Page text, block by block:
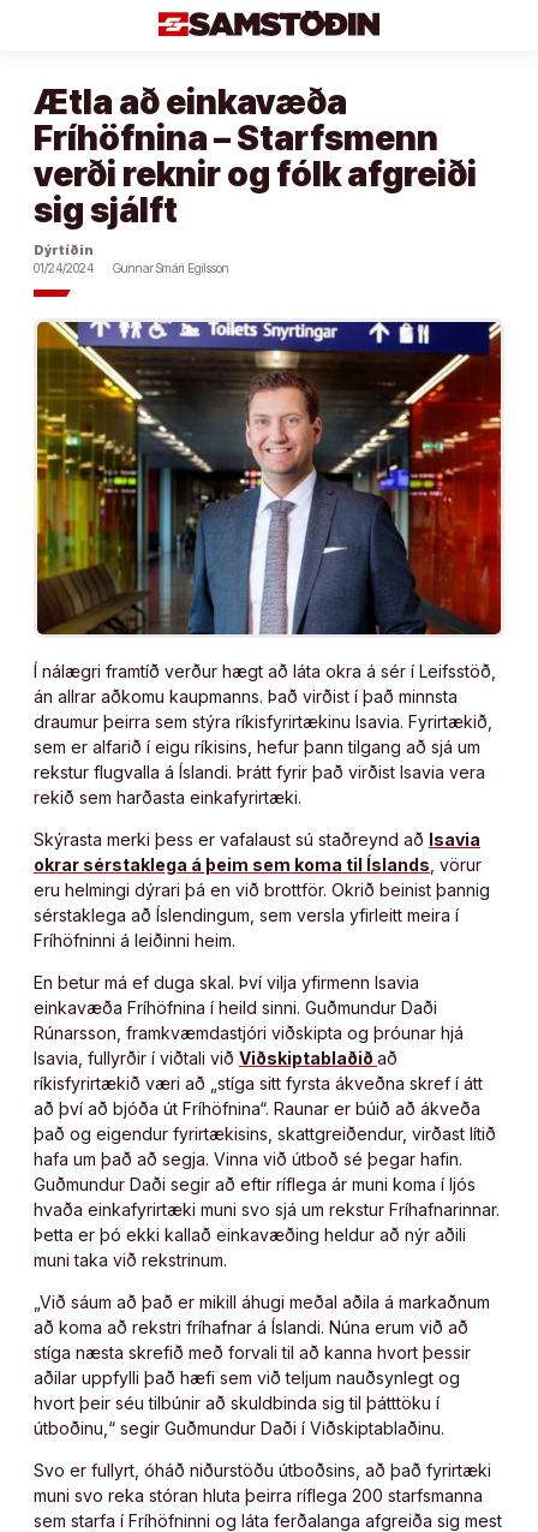
Ætla að einkavæða
Fríhöfnina – Starfsmenn
verði reknir og fólk afgreiði
sig sjálft
Dýrtíðin
01/24/2024
Gunnar Smári Egilsson
Í nálægri framtíð verður hægt að láta okra á sér í Leifsstöð,
án allrar aðkomu kaupmanns. Það virðist í það minnsta
draumur þeirra sem stýra ríkisfyrirtækinu Isavia. Fyrirtækið,
sem er alfarið í eigu ríkisins, hefur þann tilgang að sjá um
rekstur flugvalla á Íslandi. Þrátt fyrir það virðist Isavia vera
rekið sem harðasta einkafyrirtæki.
Skýrasta merki þess er vafalaust sú staðreynd að Isavia
okrar sérstaklega á þeim sem koma til Íslands , vörur
eru helmingi dýrari þá en við brottför. Okrið beinist þannig
sérstaklega að Íslendingum, sem versla yfirleitt meira í
Fríhöfninni á leiðinni heim.
En betur má ef duga skal. Því vilja yfirmenn Isavia
einkavæða Fríhöfnina í heild sinni. Guðmundur Daði
Rúnarsson, framkvæmdastjóri viðskipta og þróunar hjá
Isavia, fullyrðir í viðtali við Viðskiptablaðið að
ríkisfyrirtækið væri að „stíga sitt fyrsta ákveðna skref í átt
að því að bjóða út Fríhöfnina“. Raunar er búið að ákveða
það og eigendur fyrirtækisins, skattgreiðendur, virðast lítið
hafa um það að segja. Vinna við útboð sé þegar hafin.
Guðmundur Daði segir að eftir ríflega ár muni koma í ljós
hvaða einkafyrirtæki muni svo sjá um rekstur Fríhafnarinnar.
Þetta er þó ekki kallað einkavæðing heldur að nýr aðili
muni taka við rekstrinum.
„Við sáum að það er mikill áhugi meðal aðila á markaðnum
að koma að rekstri fríhafnar á Íslandi. Núna erum við að
stíga næsta skrefið með forvali til að kanna hvort þessir
aðilar uppfylli það hæfi sem við teljum nauðsynlegt og
hvort þeir séu tilbúnir að skuldbinda sig til þátttöku í
útboðinu,“ segir Guðmundur Daði í Viðskiptablaðinu.
Svo er fullyrt, óháð niðurstöðu útboðsins, að það fyrirtæki
muni svo reka stóran hluta þeirra ríflega 200 starfsmanna
sem starfa í Fríhöfninni og láta ferðalanga afgreiða sig mest